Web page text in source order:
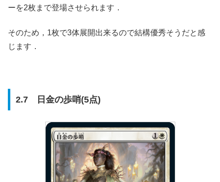
ーを2枚まで登場させられます．
そのため，1枚で3体展開出来るので結構優秀そうだと感
じます．
2.7 日金の歩哨(5点)